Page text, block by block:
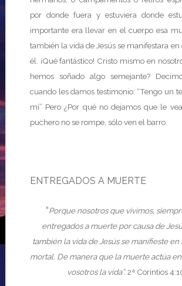
por donde fuera y estuviera donde
importante era llevar en el cuerpo esa
también la vida de Jesús se manifestara en
él. ¡Qué fantástico! Cristo mismo en
hemos soñado algo semejante?
cuando les damos testimonio: “Tengo un
mí” Pero ¿Por qué no dejamos que le
puchero no se rompe, sólo ven el barro.
ENTREGADOS A MUERTE
“Porque nosotros que vivimos,
entregados a muerte por causa de
también la vida de Jesús se manifieste
mortal. De manera que la muerte actúa
vosotros la vida”.2ª Corintios